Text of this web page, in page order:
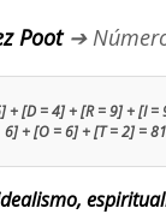
Poot➔
+ [D = 4] + [R = 9] + [I
6] + [O = 6] + [T = 2] =